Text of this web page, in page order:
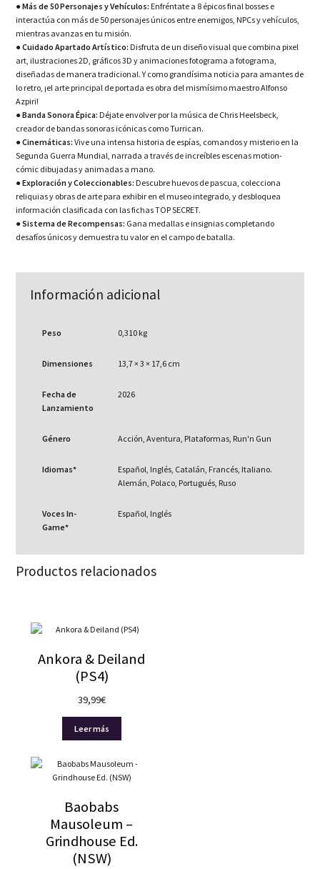
●Más de 50 Personajes y Vehículos: Enfréntate a 8 épicos final bosses e
interactúa con más de 50 personajes únicos entre enemigos, NPCs y vehículos,
mientras avanzas en tu misión.
●Cuidado Apartado Artístico: Disfruta de un diseño visual que combina pixel
art, ilustraciones 2D, gráficos 3D y animaciones fotograma a fotograma,
diseñadas de manera tradicional. Y como grandísima noticia para amantes de
lo retro, ¡el arte principal de portada es obra del mismísimo maestro Alfonso
Azpiri!
●Banda Sonora Épica: Déjate envolver por la música de Chris Heelsbeck,
creador de bandas sonoras icónicas como Turrican.
●Cinemáticas:Vive una intensa historia de espías, comandos y misterio en la
Segunda Guerra Mundial, narrada a través de increíbles escenas motion-
cómic dibujadas y animadas a mano.
●Exploración y Coleccionables: Descubre huevos de pascua, colecciona
reliquias y obras de arte para exhibir en el museo integrado, y desbloquea
información clasificada con las fichas TOP SECRET.
●Sistema de Recompensas: Gana medallas e insignias completando
desafíos únicos y demuestra tu valor en el campo de batalla.
Información adicional
Peso 0,310 kg
Dimensiones 13,7 × 3 × 17,6 cm
Fecha de
Lanzamiento
2026
Género Acción, Aventura, Plataformas, Run'n Gun
Idiomas*
Español, Inglés, Catalán, Francés, Italiano.
Alemán, Polaco, Portugués, Ruso
Voces In-
Game*
Español, Inglés
Productos relacionados
Ankora & Deiland
(PS4)
39,99€
Leer más
Baobabs
Mausoleum –
Grindhouse Ed.
(NSW)